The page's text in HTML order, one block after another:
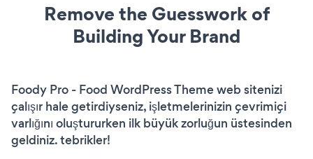
Remove the Guesswork of
Building Your Brand
Foody Pro - Food WordPress Theme web sitenizi
çalışır hale getirdiyseniz, işletmelerinizin çevrimiçi
varlığını oluştururken ilk büyük zorluğun üstesinden
geldiniz. tebrikler!